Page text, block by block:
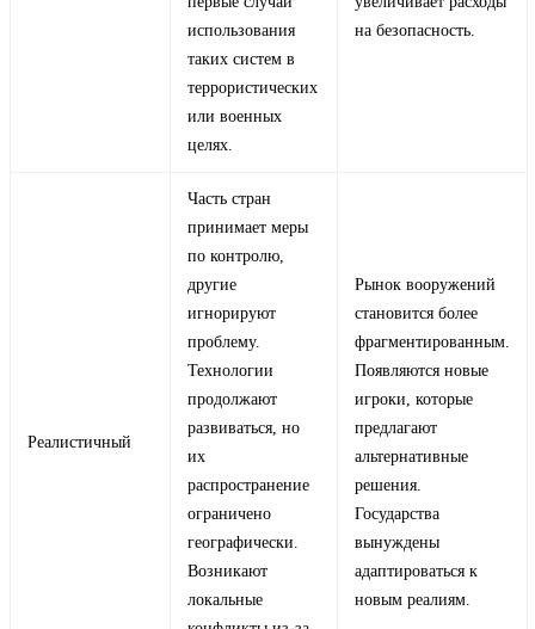
использования
таких систем в
террористических
или военных
целях.
на безопасность.
Реалистичный
Часть стран
принимает меры
по контролю,
другие
игнорируют
проблему.
Технологии
продолжают
развиваться, но
их
распространение
ограничено
географически.
Возникают
локальные
Рынок вооружений
становится более
фрагментированным.
Появляются новые
игроки, которые
предлагают
альтернативные
решения.
Государства
вынуждены
адаптироваться к
новым реалиям.